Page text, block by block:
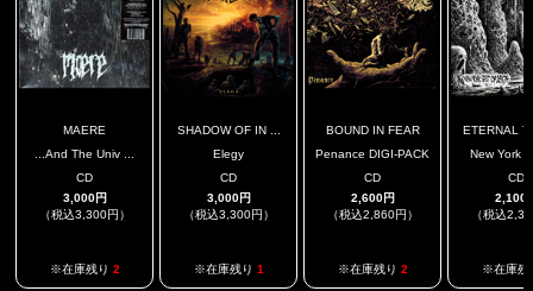
MAERE
...And The Univ ...
CD
3,000円
（税込3,300円）
※在庫残り 2
SHADOW OF IN ...
Elegy
CD
3,000円
（税込3,300円）
※在庫残り 1
BOUND IN FEAR
Penance DIGI-PACK
CD
2,600円
（税込2,860円）
※在庫残り 2
ETERNAL
New York
CD
2,100
（税込
※在庫残